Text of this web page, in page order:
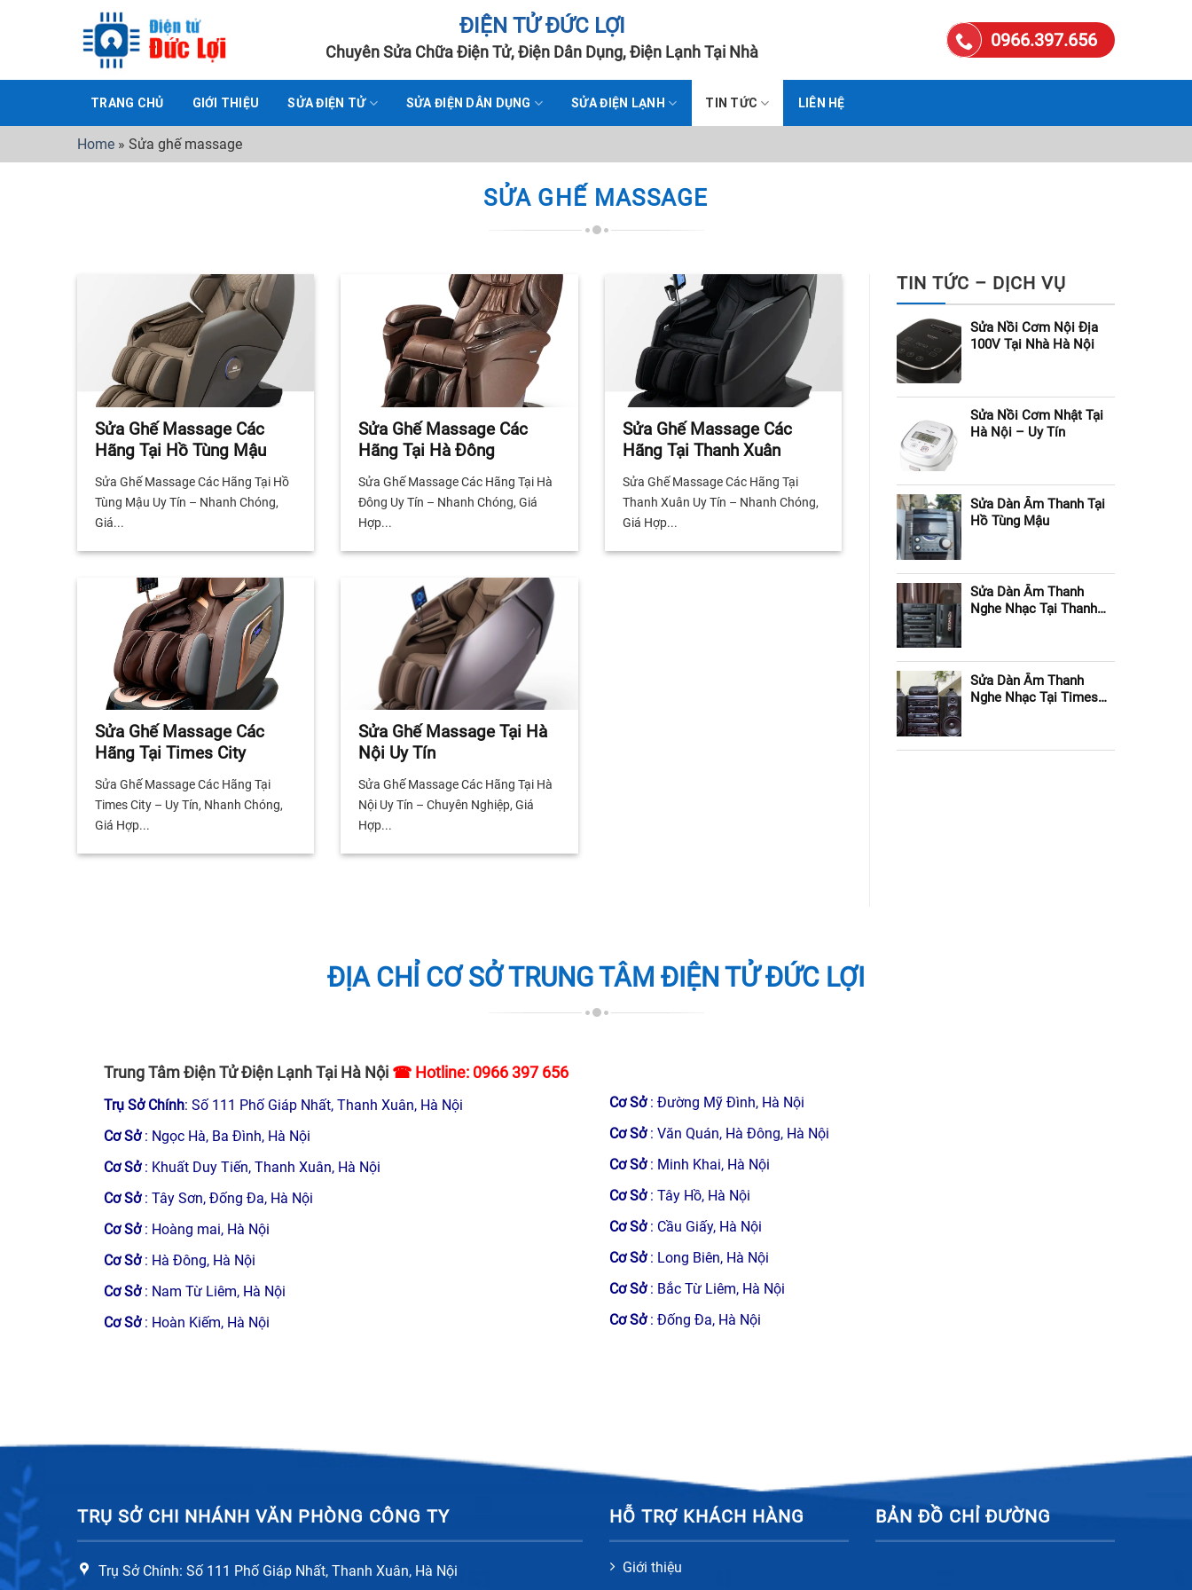
ĐIỆN TỬ ĐỨC LỢI
Chuyên Sửa Chữa Điện Tử, Điện Dân Dụng, Điện Lạnh Tại Nhà
0966.397.656
TRANG CHỦ GIỚI THIỆU SỬA ĐIỆN TỬ SỬA ĐIỆN DÂN DỤNG SỬA ĐIỆN LẠNH TIN TỨC LIÊN HỆ
Home » Sửa ghế massage
SỬA GHẾ MASSAGE
Sửa Ghế Massage Các
Hãng Tại Hồ Tùng Mậu
Sửa Ghế Massage Các Hãng Tại Hồ
Tùng Mậu Uy Tín – Nhanh Chóng,
Giá...
Sửa Ghế Massage Các
Hãng Tại Hà Đông
Sửa Ghế Massage Các Hãng Tại Hà
Đông Uy Tín – Nhanh Chóng, Giá
Hợp...
Sửa Ghế Massage Các
Hãng Tại Thanh Xuân
Sửa Ghế Massage Các Hãng Tại
Thanh Xuân Uy Tín – Nhanh Chóng,
Giá Hợp...
Sửa Ghế Massage Các
Hãng Tại Times City
Sửa Ghế Massage Các Hãng Tại
Times City – Uy Tín, Nhanh Chóng,
Giá Hợp...
Sửa Ghế Massage Tại Hà
Nội Uy Tín
Sửa Ghế Massage Các Hãng Tại Hà
Nội Uy Tín – Chuyên Nghiệp, Giá
Hợp...
TIN TỨC – DỊCH VỤ
Sửa Nồi Cơm Nội Địa
100V Tại Nhà Hà Nội
Sửa Nồi Cơm Nhật Tại
Hà Nội – Uy Tín
Sửa Dàn Âm Thanh Tại
Hồ Tùng Mậu
Sửa Dàn Âm Thanh
Nghe Nhạc Tại Thanh
Sửa Dàn Âm Thanh
Nghe Nhạc Tại Times
ĐỊA CHỈ CƠ SỞ TRUNG TÂM ĐIỆN TỬ ĐỨC LỢI
Trung Tâm Điện Tử Điện Lạnh Tại Hà Nội ☎ Hotline: 0966 397 656
Trụ Sở Chính: Số 111 Phố Giáp Nhất, Thanh Xuân, Hà Nội
Cơ Sở : Ngọc Hà, Ba Đình, Hà Nội
Cơ Sở : Khuất Duy Tiến, Thanh Xuân, Hà Nội
Cơ Sở : Tây Sơn, Đống Đa, Hà Nội
Cơ Sở: Hoàng mai, Hà Nội
Cơ Sở : Hà Đông, Hà Nội
Cơ Sở : Nam Từ Liêm, Hà Nội
Cơ Sở : Hoàn Kiếm, Hà Nội
Cơ Sở : Đường Mỹ Đình, Hà Nội
Cơ Sở : Văn Quán, Hà Đông, Hà Nội
Cơ Sở : Minh Khai, Hà Nội
Cơ Sở : Tây Hồ, Hà Nội
Cơ Sở: Cầu Giấy, Hà Nội
Cơ Sở : Long Biên, Hà Nội
Cơ Sở : Bắc Từ Liêm, Hà Nội
Cơ Sở : Đống Đa, Hà Nội
TRỤ SỞ CHI NHÁNH VĂN PHÒNG CÔNG TY
Trụ Sở Chính: Số 111 Phố Giáp Nhất, Thanh Xuân, Hà Nội
HỖ TRỢ KHÁCH HÀNG
Giới thiệu
BẢN ĐỒ CHỈ ĐƯỜNG